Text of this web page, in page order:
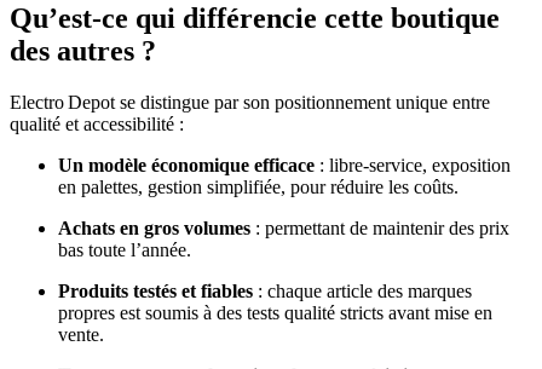
Qu’est-ce qui différencie cette boutique
des autres ?
Electro Depot se distingue par son positionnement unique entre
qualité et accessibilité :
Un modèle économique efficace : libre-service, exposition
en palettes, gestion simplifiée, pour réduire les coûts.
Achats en gros volumes : permettant de maintenir des prix
bas toute l’année.
Produits testés et fiables : chaque article des marques
propres est soumis à des tests qualité stricts avant mise en
vente.